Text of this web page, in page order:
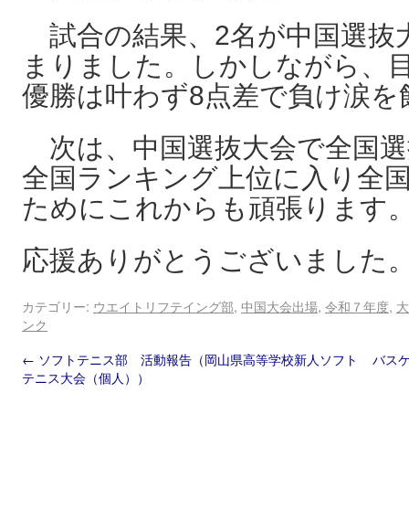
試合の結果、2名が中国選抜
まりました。しかしながら、
優勝は叶わず8点差で負け涙
次は、中国選抜大会で全国
全国ランキング上位に入り全
ためにこれからも頑張ります
応援ありがとうございました
カテゴリー: ウエイトリフテイング部, 中国大会出場, 令和７年度,
ンク
← ソフトテニス部 活動報告（岡山県高等学校新人ソフト
テニス大会（個人））
バス